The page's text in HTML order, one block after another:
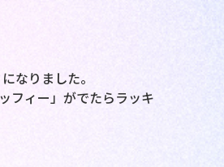
なりました。
フィー」がでたらラッキ